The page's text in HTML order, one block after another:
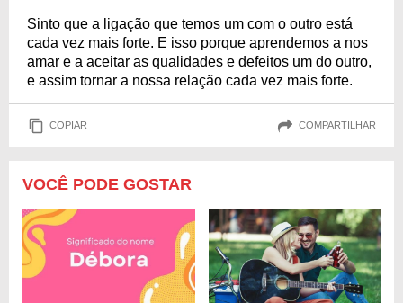
Sinto que a ligação que temos um com o outro está
cada vez mais forte. E isso porque aprendemos a nos
amar e a aceitar as qualidades e defeitos um do outro,
e assim tornar a nossa relação cada vez mais forte.
COPIAR COMPARTILHAR
VOCÊ PODE GOSTAR